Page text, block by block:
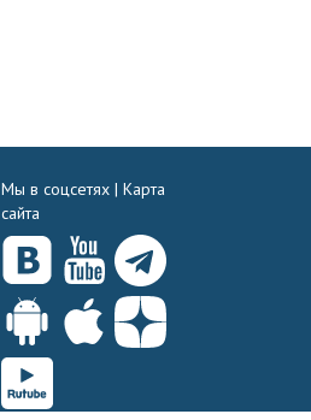
Мы в соцсетях | Карта
сайта